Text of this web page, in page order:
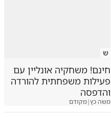
ש
חינם! משחקיה אונליין עם
פעילות משפחתית להורדה
והדפסה
משה כץ|מקודם